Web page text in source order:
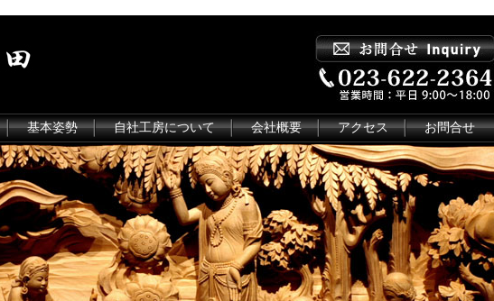
基本姿勢 自社工房について 会社概要 アクセス お問合せ